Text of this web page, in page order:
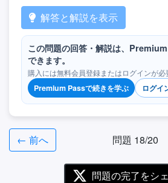
解答と解説を表示
この問題の回答・解説は、
できます。
購入には無料会員登録またはログインが必
Premium Passで続きを学ぶ
ログイ
← 前へ 問題 18/20
問題の完了をシ